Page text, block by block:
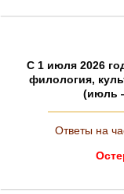
C 1 июля 2026
филология,
(июль
Ответы на